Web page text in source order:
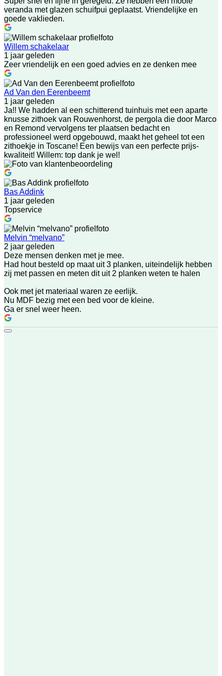
veranda met glazen schuifpui geplaatst. Vriendelijke en
goede vaklieden.
Willem schakelaar
1 jaar geleden
Zeer vriendelijk en een goed advies en ze denken mee
Ad Van den Eerenbeemt
1 jaar geleden
Ja!! We hadden al een schitterend tuinhuis met een aparte
knusse zithoek van Rouwenhorst, de pergola die door Marco
en Remond vervolgens ter plaatsen bedacht en
professioneel werd opgebouwd, maakt het geheel tot een
zithoekje in Toscane! Een bewijs van een perfecte prijs-
kwaliteit! Willem: top dank je wel!
Bas Addink
1 jaar geleden
Topservice
Melvin “melvano”
2 jaar geleden
Deze mensen denken met je mee.
Had hout besteld op maat uit 3 planken, uiteindelijk hebben
zij met passen en meten dit uit 2 planken weten te halen
Ook met jet materiaal waren ze eerlijk.
Nu MDF bezig met een bed voor de kleine.
Ga er snel weer heen.